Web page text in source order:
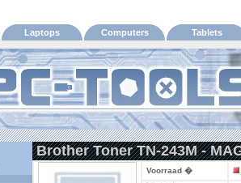
Laptops Computers Tablets
Brother Toner TN-243M -
Voorraad �